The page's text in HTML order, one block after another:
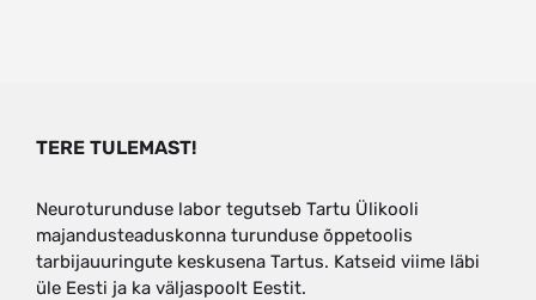
TERE TULEMAST!
Neuroturunduse labor tegutseb Tartu Ülikooli
majandusteaduskonna turunduse õppetoolis
tarbijauuringute keskusena Tartus. Katseid viime läbi
üle Eesti ja ka väljaspoolt Eestit.